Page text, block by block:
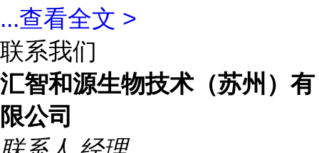
...查看全文 >
联系我们
汇智和源生物技术（苏州）有
限公司